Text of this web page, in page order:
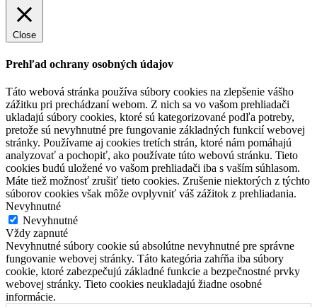
Close
Prehľad ochrany osobných údajov
Táto webová stránka používa súbory cookies na zlepšenie vášho
zážitku pri prechádzaní webom. Z nich sa vo vašom prehliadači
ukladajú súbory cookies, ktoré sú kategorizované podľa potreby,
pretože sú nevyhnutné pre fungovanie základných funkcií webovej
stránky. Používame aj cookies tretích strán, ktoré nám pomáhajú
analyzovať a pochopiť, ako používate túto webovú stránku. Tieto
cookies budú uložené vo vašom prehliadači iba s vaším súhlasom.
Máte tiež možnosť zrušiť tieto cookies. Zrušenie niektorých z týchto
súborov cookies však môže ovplyvniť váš zážitok z prehliadania.
Nevyhnutné
Nevyhnutné
Vždy zapnuté
Nevyhnutné súbory cookie sú absolútne nevyhnutné pre správne
fungovanie webovej stránky. Táto kategória zahŕňa iba súbory
cookie, ktoré zabezpečujú základné funkcie a bezpečnostné prvky
webovej stránky. Tieto cookies neukladajú žiadne osobné
informácie.